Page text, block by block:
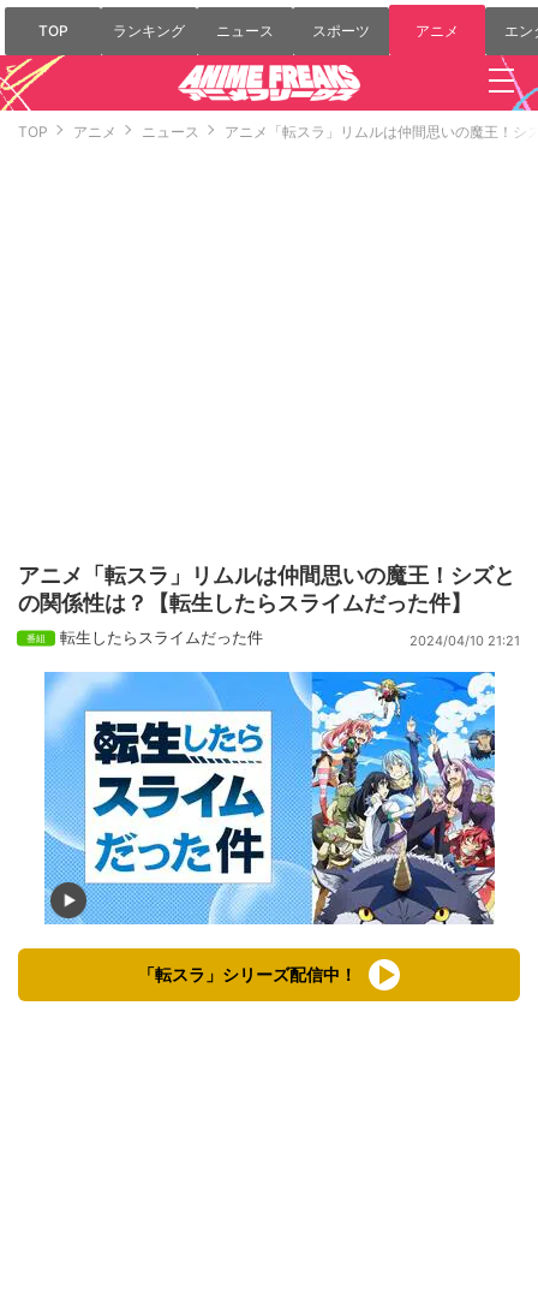
TOP ランキング ニュース スポーツ アニメ エン
TOP アニメ ニュース アニメ「転スラ」リムルは仲間思いの魔王！シ
アニメ「転スラ」リムルは仲間思いの魔王！シズと
の関係性は？【転生したらスライムだった件】
転生したらスライムだった件 2024/04/10 21:21
「転スラ」シリーズ配信中！